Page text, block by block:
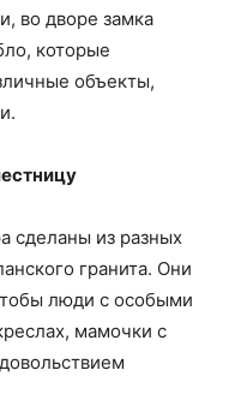
во дворе замка
которые
объекты,
сделаны из разных
гранита. Они
люди с особыми
мамочки с